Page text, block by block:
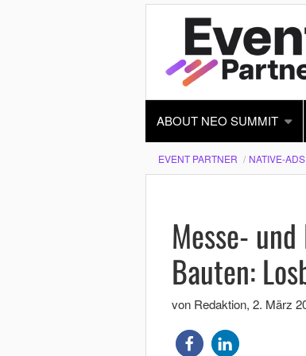
ABOUT NEO SUMMIT
EVENT PARTNER NATIVE-ADS
Messe-
Bauten:
von Redaktion, 2. März